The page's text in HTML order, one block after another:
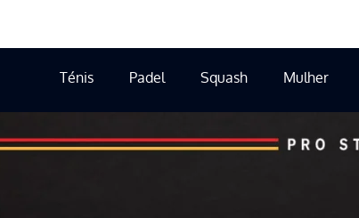
Ténis Padel Squash Mulher